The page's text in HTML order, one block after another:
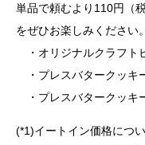
単品で頼むより110円（
をぜひお楽しみください
・オリジナルクラフト
・プレスバタークッキ
・プレスバタークッキ
(*1)イートイン価格につ